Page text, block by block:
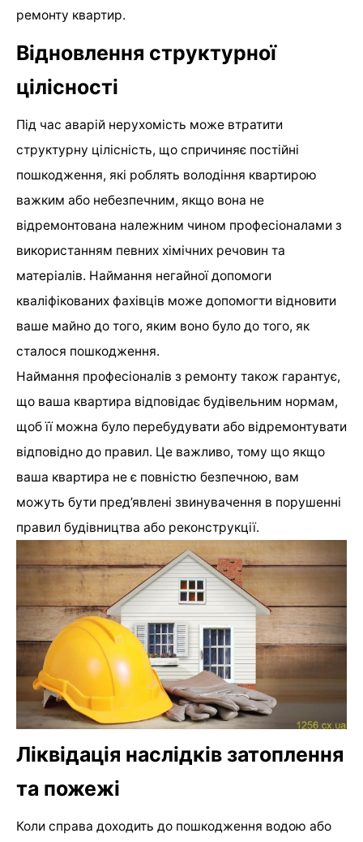
ремонту квартир.
Відновлення структурної
цілісності
Під час аварій нерухомість може втратити
структурну цілісність, що спричиняє постійні
пошкодження, які роблять володіння квартирою
важким або небезпечним, якщо вона не
відремонтована належним чином професіоналами з
використанням певних хімічних речовин та
матеріалів. Наймання негайної допомоги
кваліфікованих фахівців може допомогти відновити
ваше майно до того, яким воно було до того, як
сталося пошкодження.
Наймання професіоналів з ремонту також гарантує,
що ваша квартира відповідає будівельним нормам,
щоб її можна було перебудувати або відремонтувати
відповідно до правил. Це важливо, тому що якщо
ваша квартира не є повністю безпечною, вам
можуть бути пред’явлені звинувачення в порушенні
правил будівництва або реконструкції.
Ліквідація наслідків затоплення
та пожежі
Коли справа доходить до пошкодження водою або